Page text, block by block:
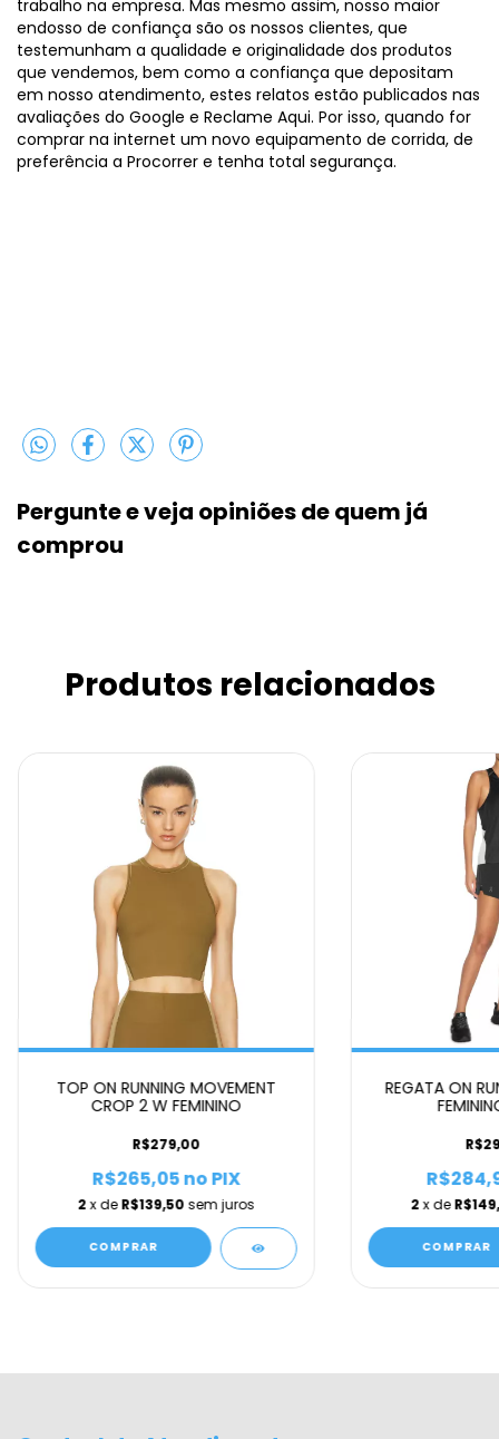
trabalho na empresa. Mas mesmo assim, nosso maior
endosso de confiança são os nossos clientes, que
testemunham a qualidade e originalidade dos produtos
que vendemos, bem como a confiança que depositam
em nosso atendimento, estes relatos estão publicados nas
avaliações do Google e Reclame Aqui. Por isso, quando for
comprar na internet um novo equipamento de corrida, de
preferência a Procorrer e tenha total segurança.
Pergunte e veja opiniões de quem j
comprou
Produtos relacionados
TOP ON RUNNING MOVEMENT
CROP 2 W FEMININO
R$279,00
2 x deR$139,50 sem juros
R$265,05no PIX
COMPRAR
REGATA ON
2 x de
COMPRAR